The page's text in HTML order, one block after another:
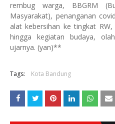
rembug warga, BBGRM
Masyarakat), penanganan
alat kebersihan ke tingkat
hingga kegiatan budaya,
ujarnya. (yan)**
Tags: Kota Bandung